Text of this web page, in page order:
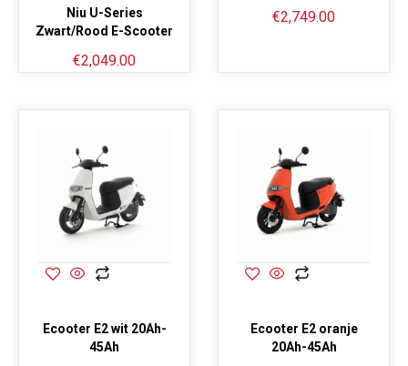
Niu U-Series
Zwart/Rood E-Scooter
€2,049.00
€2,749.00
Ecooter E2 wit 20Ah-
45Ah
Ecooter E2 oranje
20Ah-45Ah